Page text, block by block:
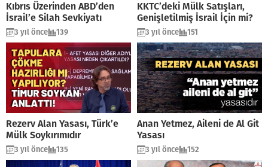
Kıbrıs Üzerinden ABD’den
İsrail’e Silah Sevkiyatı
3 yıl önce 139
KKTC’deki Mülk Satışları,
Genişletilmiş İsrail İçin mi?
3 yıl önce 151
Rezerv Alan Yasası, Türk’e
Mülk Soykırımıdır
3 yıl önce 135
Anan Yetmez, Aileni de Al Git
Yasası
3 yıl önce 152